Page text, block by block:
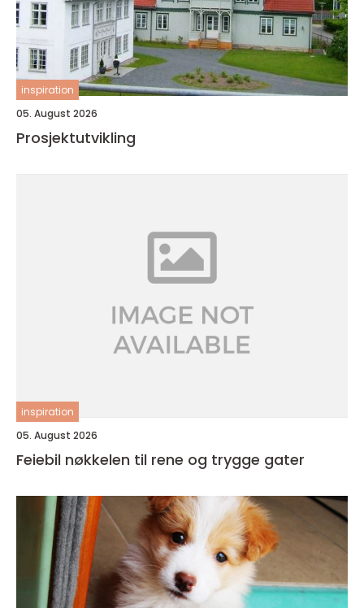
inspiration
05. August 2026
Prosjektutvikling
inspiration
05. August 2026
Feiebil nøkkelen til rene og trygge gater